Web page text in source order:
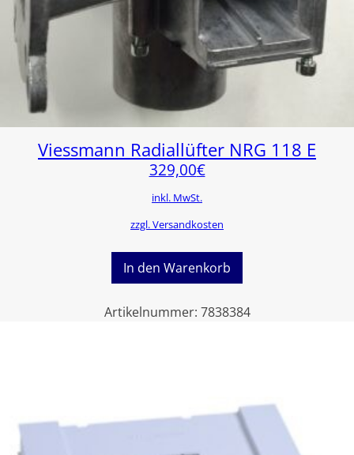
Viessmann Radiallüfter NRG 118 E
329,00€
inkl. MwSt.
zzgl. Versandkosten
In den Warenkorb
Artikelnummer: 7838384